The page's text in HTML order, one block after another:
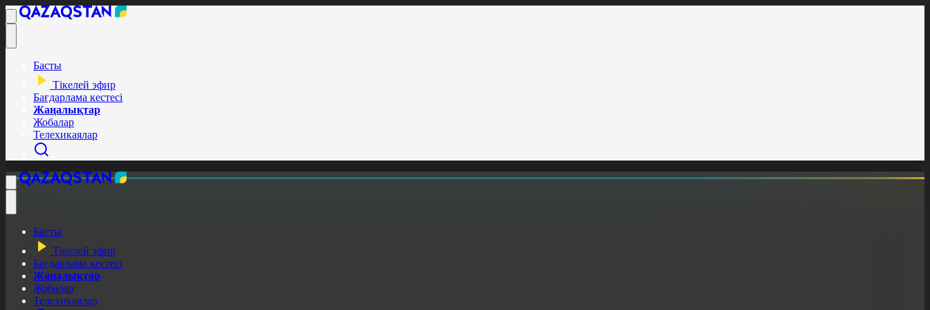
Басты
Тікелей эфир
Бағдарлама кестесі
Жаңалықтар
Жобалар
Телехикаялар
Басты
Тікелей эфир
Бағдарлама кестесі
Жаңалықтар
Жобалар
Телехикаялар